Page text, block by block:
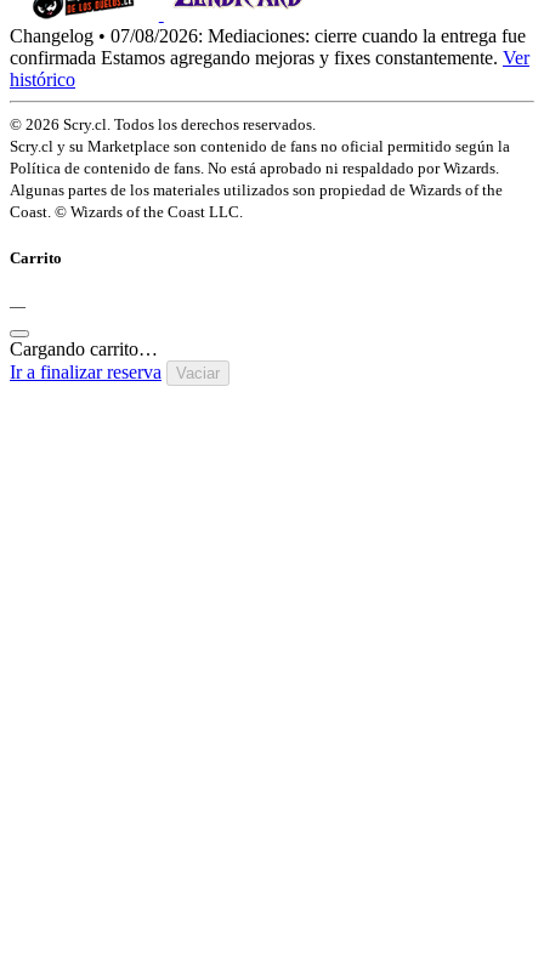
Changelog • 07/08/2026: Mediaciones: cierre cuando la entrega fue
confirmada Estamos agregando mejoras y fixes constantemente. Ver
histórico
© 2026 Scry.cl. Todos los derechos reservados.
Scry.cl y su Marketplace son contenido de fans no oficial permitido según la
Política de contenido de fans. No está aprobado ni respaldado por Wizards.
Algunas partes de los materiales utilizados son propiedad de Wizards of the
Coast. © Wizards of the Coast LLC.
Carrito
—
Cargando carrito…
Ir a finalizar reserva
Vaciar